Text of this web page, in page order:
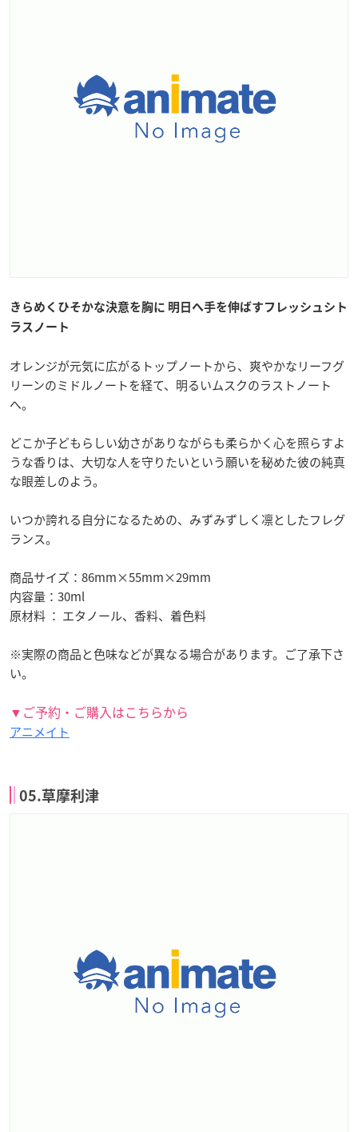
きらめくひそかな決意を胸に 明日へ手を伸ばすフレッシュシト
ラスノート
オレンジが元気に広がるトップノートから、爽やかなリーフグ
リーンのミドルノートを経て、明るいムスクのラストノート
へ。
どこか子どもらしい幼さがありながらも柔らかく心を照らすよ
うな香りは、大切な人を守りたいという願いを秘めた彼の純真
な眼差しのよう。
いつか誇れる自分になるための、みずみずしく凛としたフレグ
ランス。
商品サイズ：86mm×55mm×29mm
内容量：30ml
原材料 ： エタノール、香料、着色料
※実際の商品と色味などが異なる場合があります。ご了承下さ
い。
▼ご予約・ご購入はこちらから
アニメイト
05.草摩利津